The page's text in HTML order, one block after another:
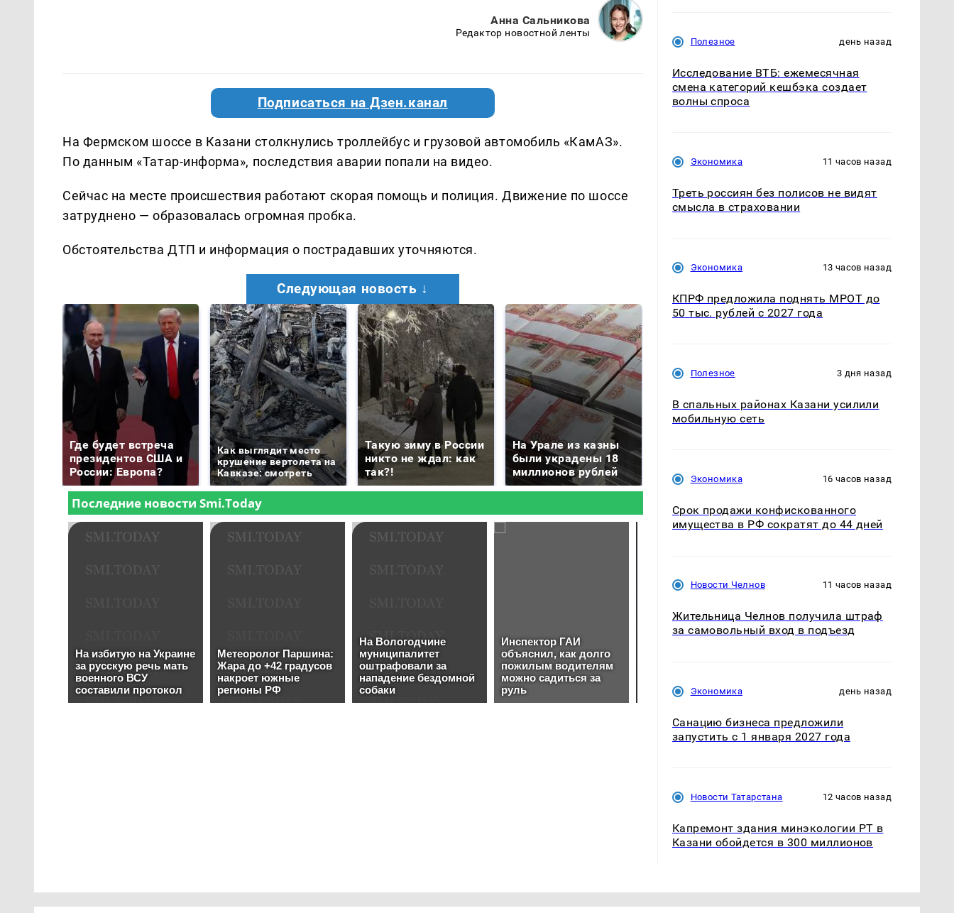
Анна Сальникова
Редактор новостной ленты
Подписаться на Дзен.канал
На Фермском шоссе в Казани столкнулись троллейбус и грузовой автомобиль «КамАЗ».
По данным «Татар-информа», последствия аварии попали на видео.
Сейчас на месте происшествия работают скорая помощь и полиция. Движение по шоссе
затруднено — образовалась огромная пробка.
Обстоятельства ДТП и информация о пострадавших уточняются.
Следующая новость ↓
Где будет встреча
президентов США и
России: Европа?
Как выглядит место
крушение вертолета на
Кавказе: смотреть
Такую зиму в России
никто не ждал: как
так?!
На Урале из казны
были украдены 18
миллионов рублей
магазина: список
Полезное день назад
Исследование ВТБ: ежемесячная
смена категорий кешбэка создает
волны спроса
Экономика 11 часов назад
Треть россиян без полисов не видят
смысла в страховании
Экономика 13 часов назад
КПРФ предложила поднять МРОТ до
50 тыс. рублей с 2027 года
Полезное 3 дня назад
В спальных районах Казани усилили
мобильную сеть
Экономика 16 часов назад
Срок продажи конфискованного
имущества в РФ сократят до 44 дней
Новости Челнов 11 часов назад
Жительница Челнов получила штраф
за самовольный вход в подъезд
Экономика день назад
Санацию бизнеса предложили
запустить с 1 января 2027 года
Новости Татарстана 12 часов назад
Капремонт здания минэкологии РТ в
Казани обойдется в 300 миллионов